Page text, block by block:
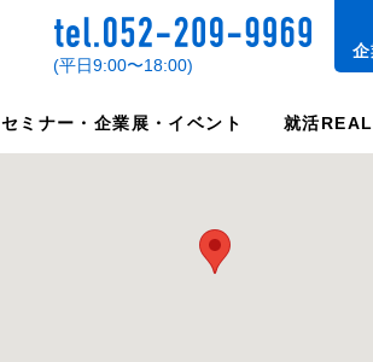
(平日9:00〜18:00)
セミナー・企業展・イベント 就活